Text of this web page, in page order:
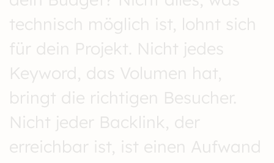
technisch möglich ist, lohnt sich
für dein Projekt. Nicht jedes
Keyword, das Volumen hat,
bringt die richtigen Besucher.
Nicht jeder Backlink, der
erreichbar ist, ist einen Aufwand